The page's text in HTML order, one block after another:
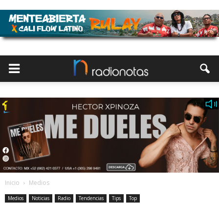
Inicio Medios
Medios Noticias Radio Tendencias Tips Top